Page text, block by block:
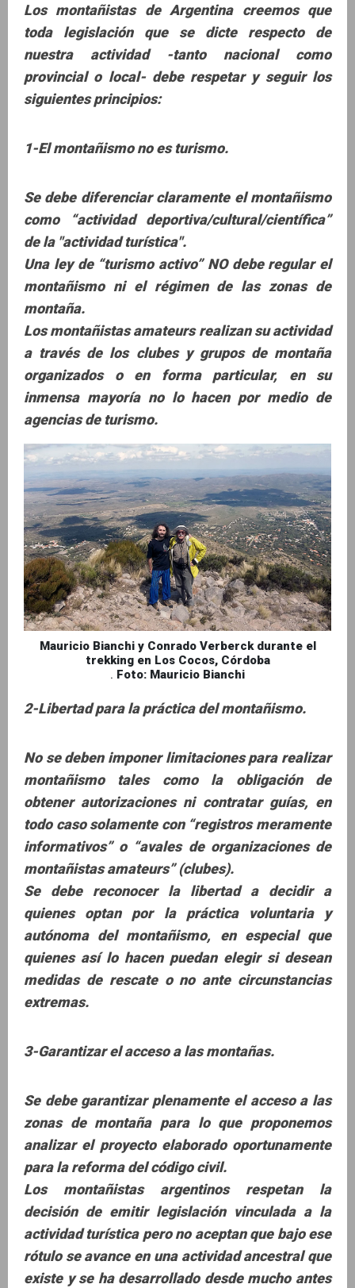
Los montañistas de Argentina creemos que
toda legislación que se dicte respecto de
nuestra actividad -tanto nacional como
provincial o local- debe respetar y seguir los
siguientes principios:
1-El montañismo no es turismo.
Se debe diferenciar claramente el montañismo
como “actividad deportiva/cultural/científica”
de la "actividad turística".
Una ley de “turismo activo” NO debe regular el
montañismo ni el régimen de las zonas de
montaña.
Los montañistas amateurs realizan su actividad
a través de los clubes y grupos de montaña
organizados o en forma particular, en su
inmensa mayoría no lo hacen por medio de
agencias de turismo.
Mauricio Bianchi y Conrado Verberck durante el
trekking en Los Cocos, Córdoba
. Foto: Mauricio Bianchi
2-Libertad para la práctica del montañismo.
No se deben imponer limitaciones para realizar
montañismo tales como la obligación de
obtener autorizaciones ni contratar guías, en
todo caso solamente con “registros meramente
informativos” o “avales de organizaciones de
montañistas amateurs” (clubes).
Se debe reconocer la libertad a decidir a
quienes optan por la práctica voluntaria y
autónoma del montañismo, en especial que
quienes así lo hacen puedan elegir si desean
medidas de rescate o no ante circunstancias
extremas.
3-Garantizar el acceso a las montañas.
Se debe garantizar plenamente el acceso a las
zonas de montaña para lo que proponemos
analizar el proyecto elaborado oportunamente
para la reforma del código civil.
Los montañistas argentinos respetan la
decisión de emitir legislación vinculada a la
actividad turística pero no aceptan que bajo ese
rótulo se avance en una actividad ancestral que
existe y se ha desarrollado desde mucho antes